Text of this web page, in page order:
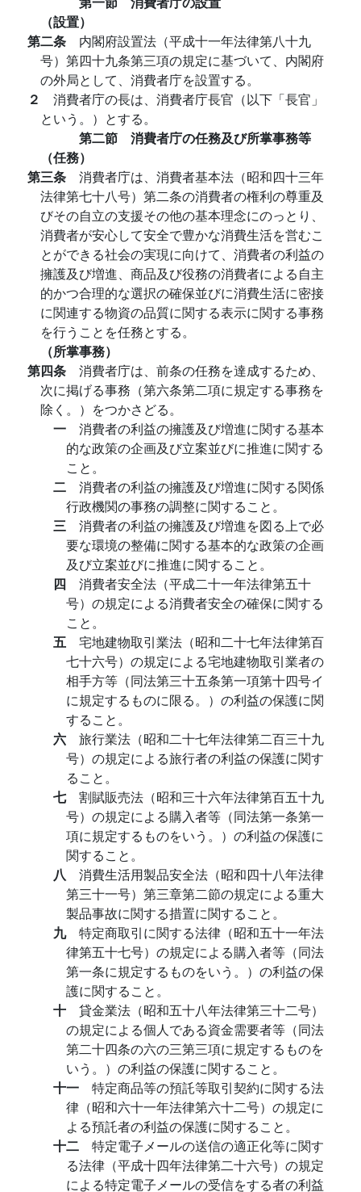
（設置）
第二条 内閣府設置法（平成十一年法律第八十九
号）第四十九条第三項の規定に基づいて、内閣府
の外局として、消費者庁を設置する。
２ 消費者庁の長は、消費者庁長官（以下「長官」
という。）とする。
第二節 消費者庁の任務及び所掌事務等
（任務）
第三条 消費者庁は、消費者基本法（昭和四十三年
法律第七十八号）第二条の消費者の権利の尊重及
びその自立の支援その他の基本理念にのっとり、
消費者が安心して安全で豊かな消費生活を営むこ
とができる社会の実現に向けて、消費者の利益の
擁護及び増進、商品及び役務の消費者による自主
的かつ合理的な選択の確保並びに消費生活に密接
に関連する物資の品質に関する表示に関する事務
を行うことを任務とする。
（所掌事務）
第四条 消費者庁は、前条の任務を達成するため、
次に掲げる事務（第六条第二項に規定する事務を
除く。）をつかさどる。
一 消費者の利益の擁護及び増進に関する基本
的な政策の企画及び立案並びに推進に関する
こと。
二 消費者の利益の擁護及び増進に関する関係
行政機関の事務の調整に関すること。
三 消費者の利益の擁護及び増進を図る上で必
要な環境の整備に関する基本的な政策の企画
及び立案並びに推進に関すること。
四 消費者安全法（平成二十一年法律第五十
号）の規定による消費者安全の確保に関する
こと。
五 宅地建物取引業法（昭和二十七年法律第百
七十六号）の規定による宅地建物取引業者の
相手方等（同法第三十五条第一項第十四号イ
に規定するものに限る。）の利益の保護に関
すること。
六 旅行業法（昭和二十七年法律第二百三十九
号）の規定による旅行者の利益の保護に関す
ること。
七 割賦販売法（昭和三十六年法律第百五十九
号）の規定による購入者等（同法第一条第一
項に規定するものをいう。）の利益の保護に
関すること。
八 消費生活用製品安全法（昭和四十八年法律
第三十一号）第三章第二節の規定による重大
製品事故に関する措置に関すること。
九 特定商取引に関する法律（昭和五十一年法
律第五十七号）の規定による購入者等（同法
第一条に規定するものをいう。）の利益の保
護に関すること。
十 貸金業法（昭和五十八年法律第三十二号）
の規定による個人である資金需要者等（同法
第二十四条の六の三第三項に規定するものを
いう。）の利益の保護に関すること。
十一 特定商品等の預託等取引契約に関する法
律（昭和六十一年法律第六十二号）の規定に
よる預託者の利益の保護に関すること。
十二 特定電子メールの送信の適正化等に関す
る法律（平成十四年法律第二十六号）の規定
による特定電子メールの受信をする者の利益